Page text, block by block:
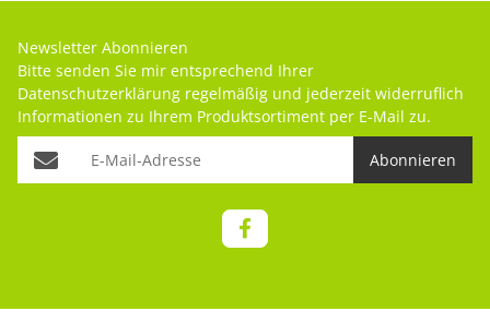
Newsletter Abonnieren
Bitte senden Sie mir entsprechend Ihrer
Datenschutzerklärung regelmäßig und jederzeit widerruflich
Informationen zu Ihrem Produktsortiment per E-Mail zu.
Abonnieren